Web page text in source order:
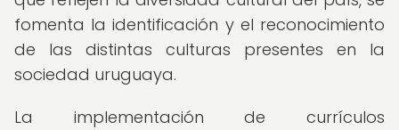
fomenta la identificación y el reconocimiento
de las distintas culturas presentes en la
sociedad uruguaya.
La implementación de currículos